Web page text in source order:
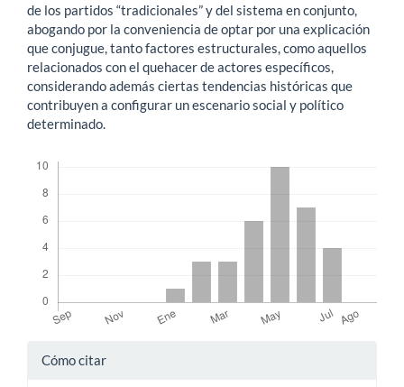
de los partidos “tradicionales” y del sistema en conjunto,
abogando por la conveniencia de optar por una explicación
que conjugue, tanto factores estructurales, como aquellos
relacionados con el quehacer de actores específicos,
considerando además ciertas tendencias históricas que
contribuyen a configurar un escenario social y político
determinado.
Detalles
Cómo citar